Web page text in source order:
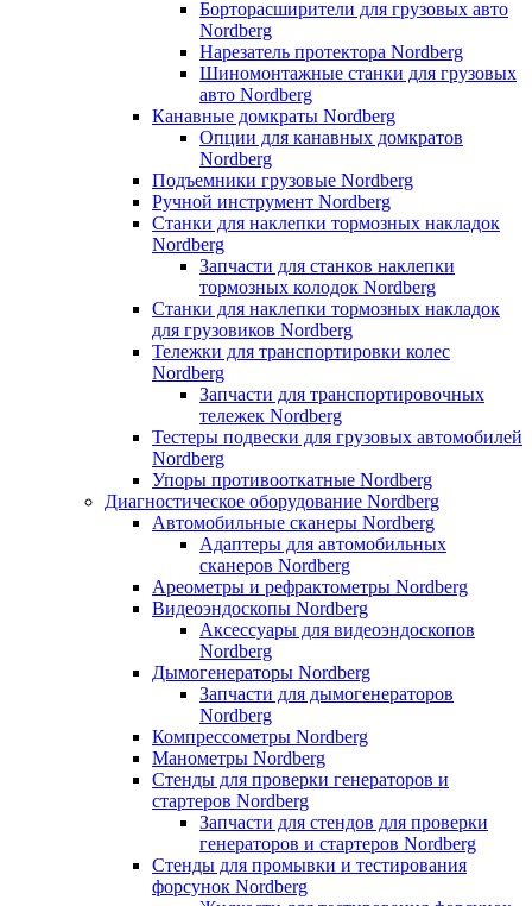
Борторасширители для грузовых авто
Nordberg
Нарезатель протектора Nordberg
Шиномонтажные станки для грузовых
авто Nordberg
Канавные домкраты Nordberg
Опции для канавных домкратов
Nordberg
Подъемники грузовые Nordberg
Ручной инструмент Nordberg
Станки для наклепки тормозных накладок
Nordberg
Запчасти для станков наклепки
тормозных колодок Nordberg
Станки для наклепки тормозных накладок
для грузовиков Nordberg
Тележки для транспортировки колес
Nordberg
Запчасти для транспортировочных
тележек Nordberg
Тестеры подвески для грузовых автомобилей
Nordberg
Упоры противооткатные Nordberg
Диагностическое оборудование Nordberg
Автомобильные сканеры Nordberg
Адаптеры для автомобильных
сканеров Nordberg
Ареометры и рефрактометры Nordberg
Видеоэндоскопы Nordberg
Аксессуары для видеоэндоскопов
Nordberg
Дымогенераторы Nordberg
Запчасти для дымогенераторов
Nordberg
Компрессометры Nordberg
Манометры Nordberg
Стенды для проверки генераторов и
стартеров Nordberg
Запчасти для стендов для проверки
генераторов и стартеров Nordberg
Стенды для промывки и тестирования
форсунок Nordberg